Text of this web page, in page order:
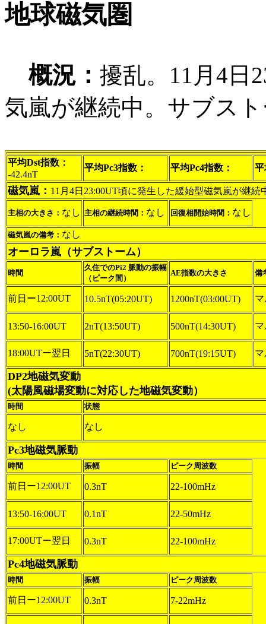
地球磁気圏
概況： 擾乱。11月4日
気嵐が継続中。サブス
平均Dst指数：
-42.4nT
平均Pc3指数： 平均Pc4指数： 平
磁気嵐： 11月4日23:00UT頃に発生した緩始型磁気嵐が継続
主相の大きさ： なし 主相の継続時間： なし 回復相開始時間： なし
磁気嵐の備考： なし
オーロラ嵐（サブストーム）
時間
久住でのPi2 脈動の振幅
（ピーク間）
AE指数の大きさ 備
前日ー12:00UT 10.5nT(05:20UT) 1200nT(03:00UT)
13:50-16:00UT 2nT(13:50UT) 500nT(14:30UT)
18:00UTー翌日 5nT(22:30UT) 700nT(19:15UT)
DP2地磁気変動
(太陽風磁場変動に対応した地磁気変動）
時間 状態
なし なし
Pc3地磁気脈動
時間 振幅 ピーク周波数
前日ー12:00UT 0.3nT 22-100mHz
13:50-16:00UT 0.1nT 22-50mHz
17:00UTー翌日 0.3nT 22-100mHz
Pc4地磁気脈動
時間 振幅 ピーク周波数
前日ー12:00UT 0.3nT 7-22mHz